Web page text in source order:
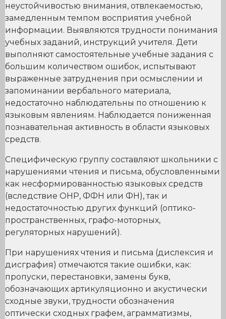
неустойчивостью внимания, отвлекаемостью,
замедленным темпом восприятия учебной
информации. Выявляются трудности понимания
учебных заданий, инструкций учителя. Дети
выполняют самостоятельные учебные задания с
большим количеством ошибок, испытывают
выраженные затруднения при осмыслении и
запоминании вербального материала,
недостаточно наблюдательны по отношению к
языковым явлениям. Наблюдается пониженная
познавательная активность в области языковых
средств.
Специфическую группу составляют школьники с
нарушениями чтения и письма, обусловленными
как несформированностью языковых средств
(вследствие ОНР, ФФН или ФН), так и
недостаточностью других функций (оптико-
пространственных, графо-моторных,
регуляторных нарушений).
При нарушениях чтения и письма (дислексия и
дисграфия) отмечаются такие ошибки, как:
пропуски, перестановки, замены букв,
обозначающих артикуляционно и акустически
сходные звуки, трудности обозначения
оптически сходных графем, аграмматизмы,